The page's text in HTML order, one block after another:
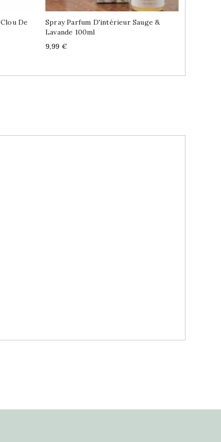
De
Spray Parfum D'intérieur Sauge &
Lavande 100ml
Price
9,99 €